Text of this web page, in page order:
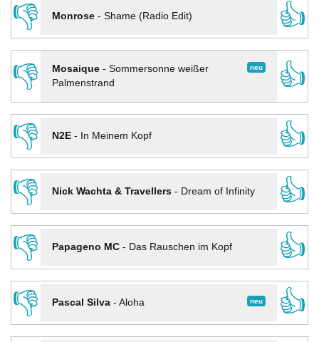
👎
Monrose- Shame (Radio Edit)
👍
👎
neu
Mosaique- Sommersonne weißer
Palmenstrand
👍
👎
N2E- In Meinem Kopf
👍
👎
Nick Wachta & Travellers- Dream of Infinity
👍
👎
Papageno MC- Das Rauschen im Kopf
👍
👎
neu
Pascal Silva- Aloha
👍